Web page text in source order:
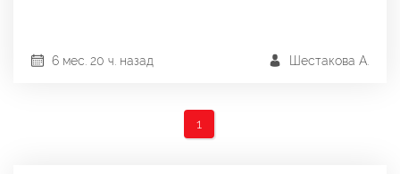
Шестакова А.
6 мес. 20 ч. назад
1